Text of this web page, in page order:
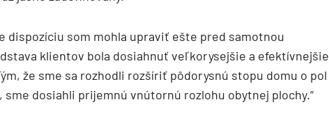
dispozíciu som mohla upraviť ešte pred samotnou
klientov bola dosiahnuť veľkorysejšie a efektívnejšie
že sme sa rozhodli rozšíriť pôdorysnú stopu domu o pol
sme dosiahli prijemnú vnútornú rozlohu obytnej plochy.“